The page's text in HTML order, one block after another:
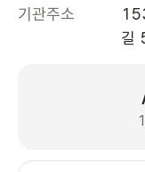
기관주소
길